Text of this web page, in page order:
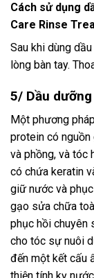
Cách sử dụng
Care Rinse
Sau khi dùng
lòng bàn tay.
5/ Dầu
Một phương
protein có
và phồng, và tóc
có chứa keratin
giữ nước và
gạo sửa chữa
phục hồi chuyên
cho tóc sự nuôi
đến một kết cấu